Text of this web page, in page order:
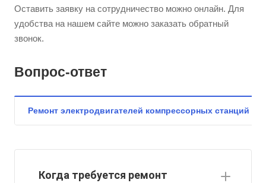
Оставить заявку на сотрудничество можно онлайн. Для
удобства на нашем сайте можно заказать обратный
звонок.
Вопрос-ответ
Ремонт электродвигателей компрессорных станций
Когда требуется ремонт